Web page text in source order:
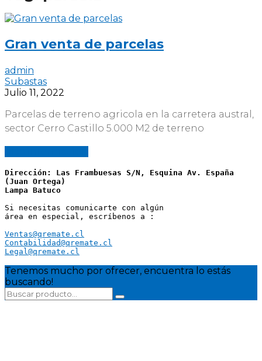
Gran venta de parcelas
admin
Subastas
Julio 11, 2022
Parcelas de terreno agricola en la carretera austral,
sector Cerro Castillo 5.000 M2 de terreno
Dirección: Las Frambuesas S/N, Esquina Av. España
(Juan Ortega)
Lampa Batuco
Si necesitas comunicarte con algún
área en especial, escríbenos a :
Ventas@qremate.cl
Contabilidad@qremate.cl
Legal@qremate.cl
Tenemos mucho por ofrecer, encuentra lo estás
buscando!